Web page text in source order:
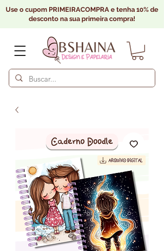
Use o cupom PRIMEIRACOMPRA e tenha 10% de
desconto na sua primeira compra!